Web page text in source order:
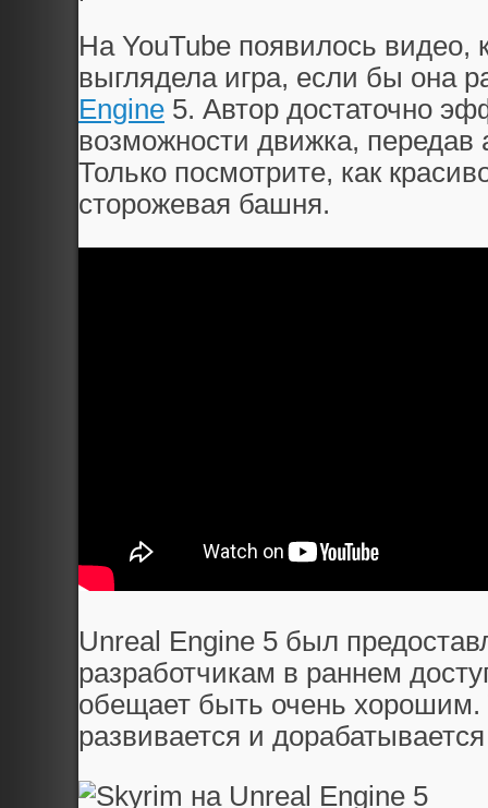
На YouTube появилось видео,
выглядела игра, если бы она
Engine 5. Автор достаточно
возможности движка, передав
Только посмотрите, как
сторожевая башня.
Unreal Engine 5 был
разработчикам в раннем
обещает быть очень хорошим.
развивается и